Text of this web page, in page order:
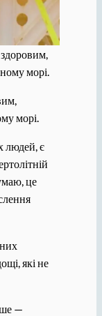
морі.
морі.
людей, є
це
які не
—